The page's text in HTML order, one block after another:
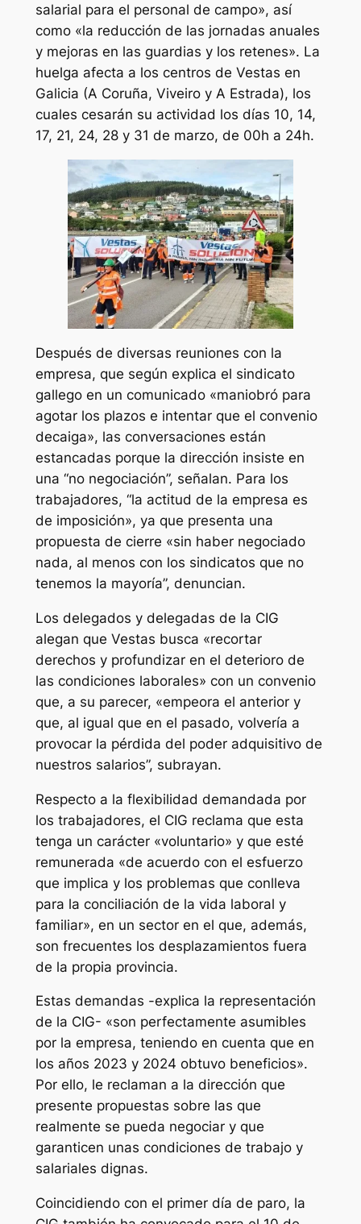
salarial para el personal de campo», así
como «la reducción de las jornadas anuales
y mejoras en las guardias y los retenes». La
huelga afecta a los centros de Vestas en
Galicia (A Coruña, Viveiro y A Estrada), los
cuales cesarán su actividad los días 10, 14,
17, 21, 24, 28 y 31 de marzo, de 00h a 24h.
Después de diversas reuniones con la
empresa, que según explica el sindicato
gallego en un comunicado «maniobró para
agotar los plazos e intentar que el convenio
decaiga», las conversaciones están
estancadas porque la dirección insiste en
una “no negociación”, señalan. Para los
trabajadores, “la actitud de la empresa es
de imposición», ya que presenta una
propuesta de cierre «sin haber negociado
nada, al menos con los sindicatos que no
tenemos la mayoría”, denuncian.
Los delegados y delegadas de la CIG
alegan que Vestas busca «recortar
derechos y profundizar en el deterioro de
las condiciones laborales» con un convenio
que, a su parecer, «empeora el anterior y
que, al igual que en el pasado, volvería a
provocar la pérdida del poder adquisitivo de
nuestros salarios”, subrayan.
Respecto a la flexibilidad demandada por
los trabajadores, el CIG reclama que esta
tenga un carácter «voluntario» y que esté
remunerada «de acuerdo con el esfuerzo
que implica y los problemas que conlleva
para la conciliación de la vida laboral y
familiar», en un sector en el que, además,
son frecuentes los desplazamientos fuera
de la propia provincia.
Estas demandas -explica la representación
de la CIG- «son perfectamente asumibles
por la empresa, teniendo en cuenta que en
los años 2023 y 2024 obtuvo beneficios».
Por ello, le reclaman a la dirección que
presente propuestas sobre las que
realmente se pueda negociar y que
garanticen unas condiciones de trabajo y
salariales dignas.
Coincidiendo con el primer día de paro, la